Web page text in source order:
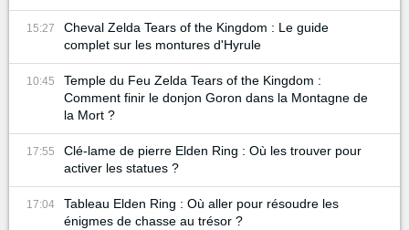
15:27
Cheval Zelda Tears of the Kingdom : Le guide
complet sur les montures d'Hyrule
10:45
Temple du Feu Zelda Tears of the Kingdom :
Comment finir le donjon Goron dans la Montagne de
la Mort ?
17:55
Clé-lame de pierre Elden Ring : Où les trouver pour
activer les statues ?
17:04
Tableau Elden Ring : Où aller pour résoudre les
énigmes de chasse au trésor ?